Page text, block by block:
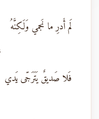
لَم أَدرِ ما نَجمي وَلَكِنَّهُ
فَلا صَديقٌ يَتَرَجّى يَدي